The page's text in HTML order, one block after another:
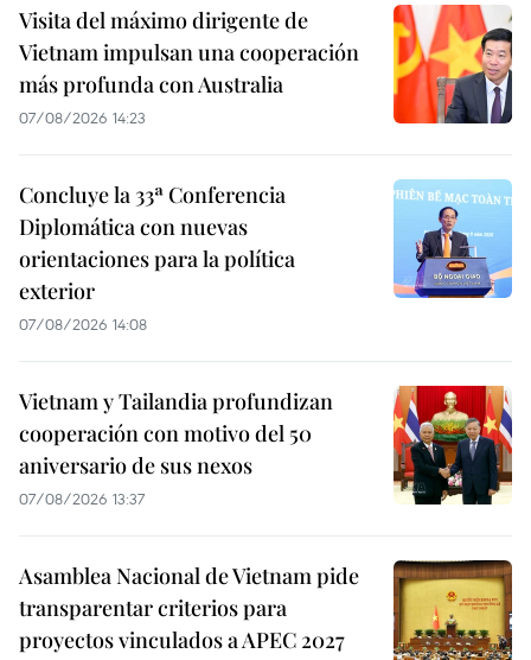
Visita del máximo dirigente de
Vietnam impulsan una cooperación
más profunda con Australia
07/08/2026 14:23
Concluye la 33ª Conferencia
Diplomática con nuevas
orientaciones para la política
exterior
07/08/2026 14:08
Vietnam y Tailandia profundizan
cooperación con motivo del 50
aniversario de sus nexos
07/08/2026 13:37
Asamblea Nacional de Vietnam pide
transparentar criterios para
proyectos vinculados a APEC 2027